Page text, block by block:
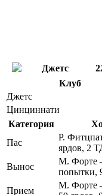
Джетс
Клуб
Джетс
Цинциннати
Категория
Пас
Р.
ярдов, 2
Вынос
М. Форте
попытки,
Прием
М. Форте